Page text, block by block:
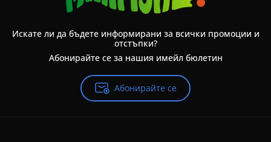
Искате ли да бъдете информирани за всички промоции и
отстъпки?
Абонирайте се за нашия имейл бюлетин
Абонирайте се